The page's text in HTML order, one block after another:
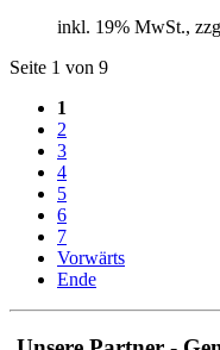
inkl. 19% MwSt.,
Seite 1 von 9
1
2
3
4
5
6
7
Vorwärts
Ende